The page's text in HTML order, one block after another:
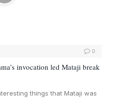
0
invocation led Mataji break
things that Mataji was